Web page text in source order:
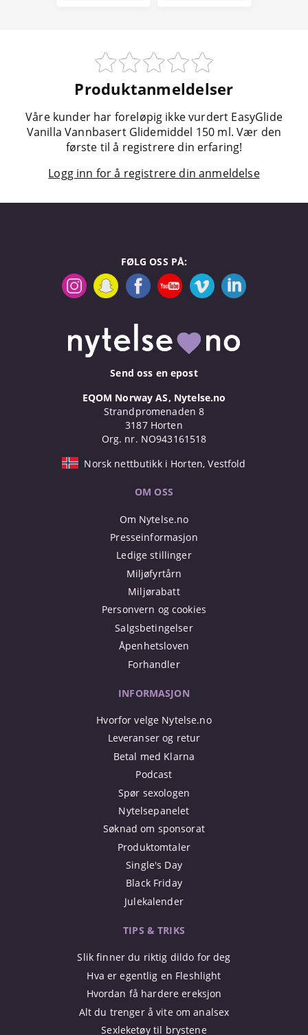
Produktanmeldelser
Våre kunder har foreløpig ikke vurdert EasyGlide
Vanilla Vannbasert Glidemiddel 150 ml. Vær den
første til å registrere din erfaring!
Logg inn for å registrere din anmeldelse
FØLG OSS PÅ:
Send oss en epost
EQOM Norway AS, Nytelse.no
Strandpromenaden 8
3187 Horten
Org. nr. NO943161518
Norsk nettbutikk i Horten, Vestfold
OM OSS
Om Nytelse.no
Presseinformasjon
Ledige stillinger
Miljøfyrtårn
Miljørabatt
Personvern og cookies
Salgsbetingelser
Åpenhetsloven
Forhandler
INFORMASJON
Hvorfor velge Nytelse.no
Leveranser og retur
Betal med Klarna
Podcast
Spør sexologen
Nytelsepanelet
Søknad om sponsorat
Produktomtaler
Single's Day
Black Friday
Julekalender
TIPS & TRIKS
Slik finner du riktig dildo for deg
Hva er egentlig en Fleshlight
Hvordan få hardere ereksjon
Alt du trenger å vite om analsex
Sexleketøy til brystene